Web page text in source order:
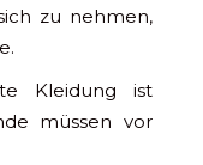
zu nehmen,
Kleidung ist
müssen vor